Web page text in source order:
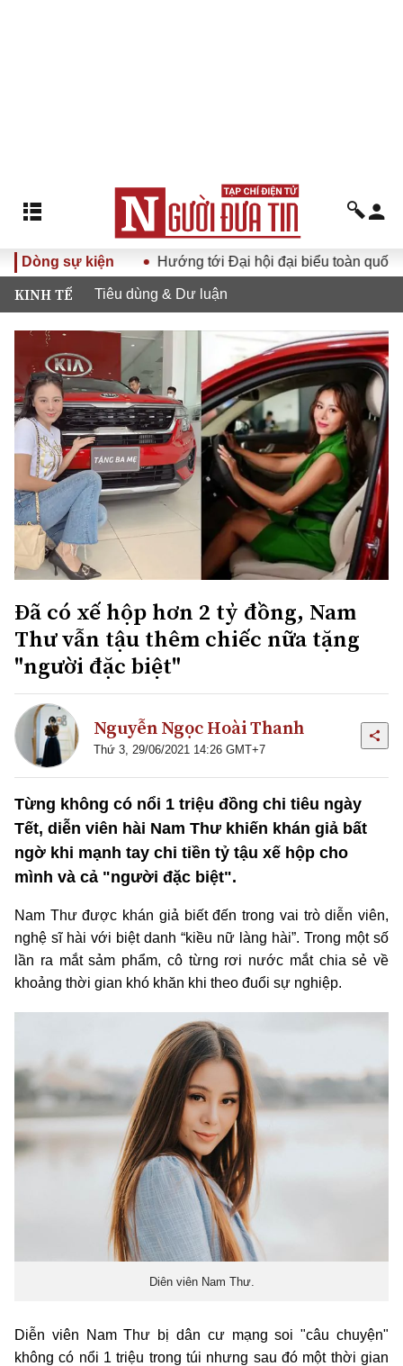
Dòng sự kiện
sống Hướng tới Đại hội đại biểu toàn quốc Hội Luật
KINH TẾ Tiêu dùng & Dư luận
Đã có xế hộp hơn 2 tỷ đồng, Nam
Thư vẫn tậu thêm chiếc nữa tặng
"người đặc biệt"
Nguyễn Ngọc Hoài Thanh
Thứ 3, 29/06/2021 14:26 GMT+7
Từng không có nổi 1 triệu đồng chi tiêu ngày
Tết, diễn viên hài Nam Thư khiến khán giả bất
ngờ khi mạnh tay chi tiền tỷ tậu xế hộp cho
mình và cả "người đặc biệt".
Nam Thư được khán giả biết đến trong vai trò diễn viên,
nghệ sĩ hài với biệt danh “kiều nữ làng hài”. Trong một số
lần ra mắt sảm phẩm, cô từng rơi nước mắt chia sẻ về
khoảng thời gian khó khăn khi theo đuổi sự nghiệp.
Diên viên Nam Thư.
Diễn viên Nam Thư bị dân cư mạng soi "câu chuyện"
không có nổi 1 triệu trong túi nhưng sau đó một thời gian